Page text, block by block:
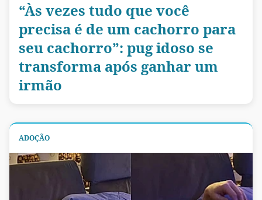
“Às vezes tudo que você
precisa é de um cachorro para
seu cachorro”: pug idoso se
transforma após ganhar um
irmão
ADOÇÃO